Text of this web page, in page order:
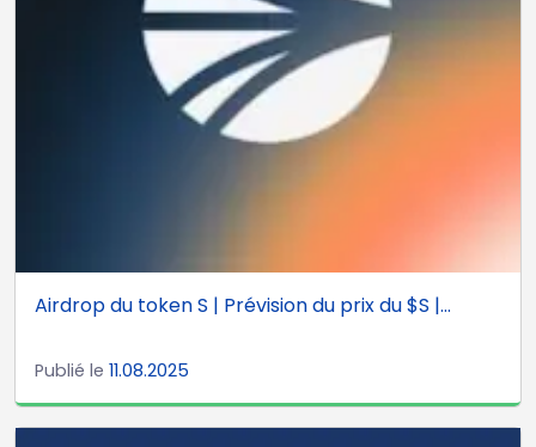
Airdrop du token S | Prévision du prix du $S |...
Publié le 11.08.2025